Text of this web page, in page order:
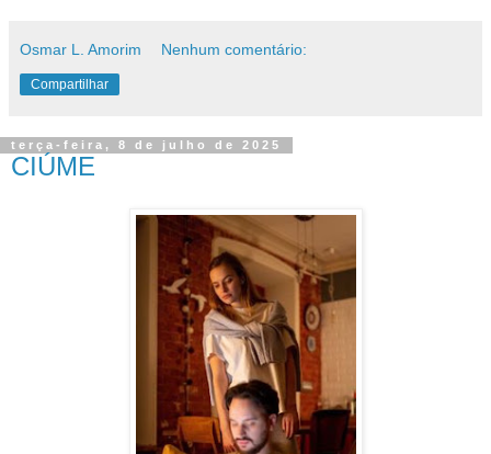
Osmar L. Amorim Nenhum comentário:
Compartilhar
terça-feira, 8 de julho de 2025
CIÚME